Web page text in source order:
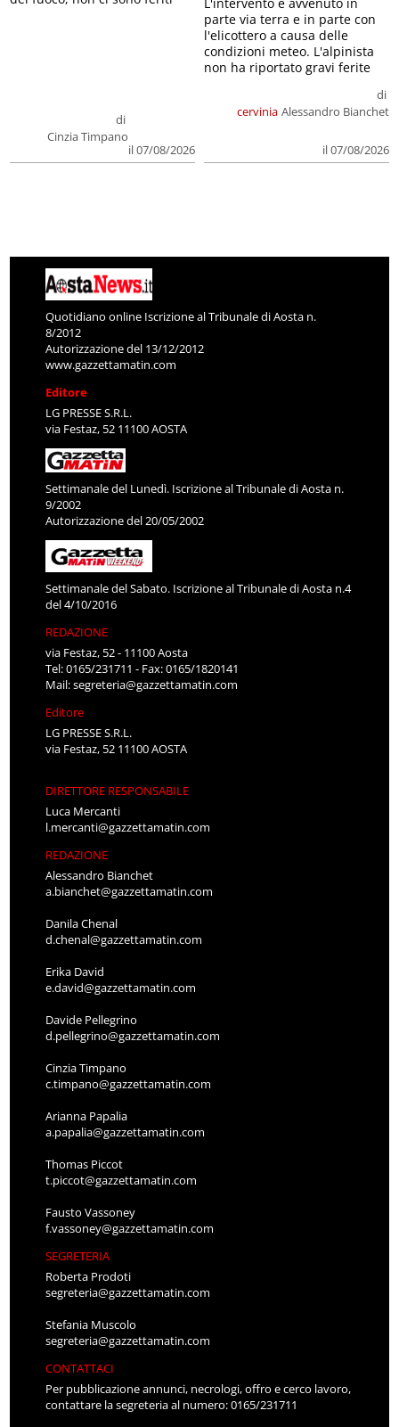
di
Cinzia Timpano
il 07/08/2026
cervinia
di
Alessandro Bianchet
il 07/08/2026
parte via terra e in parte con
l'elicottero a causa delle
condizioni meteo. L'alpinista
non ha riportato gravi ferite
Quotidiano online Iscrizione al Tribunale di Aosta n.
8/2012
Autorizzazione del 13/12/2012
www.gazzettamatin.com
Editore
LG PRESSE S.R.L.
via Festaz, 52 11100 AOSTA
Settimanale del Lunedì. Iscrizione al Tribunale di Aosta n.
9/2002
Autorizzazione del 20/05/2002
Settimanale del Sabato. Iscrizione al Tribunale di Aosta n.4
del 4/10/2016
REDAZIONE
via Festaz, 52 - 11100 Aosta
Tel: 0165/231711 - Fax: 0165/1820141
Mail:segreteria@gazzettamatin.com
Editore
LG PRESSE S.R.L.
via Festaz, 52 11100 AOSTA
DIRETTORE RESPONSABILE
Luca Mercanti
l.mercanti@gazzettamatin.com
REDAZIONE
Alessandro Bianchet
a.bianchet@gazzettamatin.com
Danila Chenal
d.chenal@gazzettamatin.com
Erika David
e.david@gazzettamatin.com
Davide Pellegrino
d.pellegrino@gazzettamatin.com
Cinzia Timpano
c.timpano@gazzettamatin.com
Arianna Papalia
a.papalia@gazzettamatin.com
Thomas Piccot
t.piccot@gazzettamatin.com
Fausto Vassoney
f.vassoney@gazzettamatin.com
SEGRETERIA
Roberta Prodoti
segreteria@gazzettamatin.com
Stefania Muscolo
segreteria@gazzettamatin.com
CONTATTACI
Per pubblicazione annunci, necrologi, offro e cerco lavoro,
contattare la segreteria al numero: 0165/231711